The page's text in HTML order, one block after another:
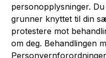
personopplysninger.
grunner knyttet til din
protestere mot
om deg. Behandlingen